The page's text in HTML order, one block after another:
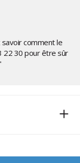
savoir comment le
22 30 pour être sûr